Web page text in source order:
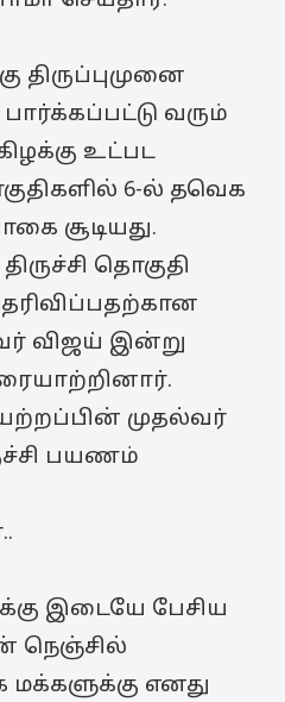
திருப்புமுனை
பார்க்கப்பட்டு வரும்
உட்பட
6-ல் தவெக
சூடியது.
தொகுதி
விஜய் இன்று
முதல்வர்
பயணம்
இடையே பேசிய
நெஞ்சில்
மக்களுக்கு எனது